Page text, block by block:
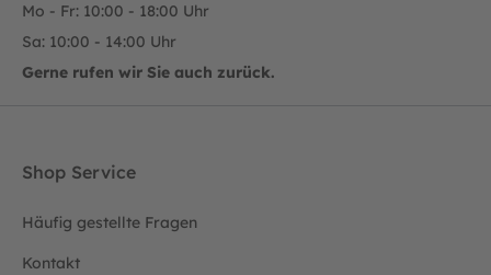
Mo - Fr: 10:00 - 18:00 Uhr
Sa: 10:00 - 14:00 Uhr
Gerne rufen wir Sie auch zurück.
Shop Service
Häufig gestellte Fragen
Kontakt